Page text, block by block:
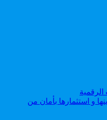
و استثمارها بأمان من